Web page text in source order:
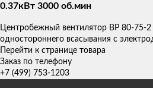
0.37кВт 3000 об.мин
Центробежный вентилятор ВР 80-75-2
одностороннего всасывания с
Перейти к странице товара
Заказ по телефону
+7 (499) 753-1203